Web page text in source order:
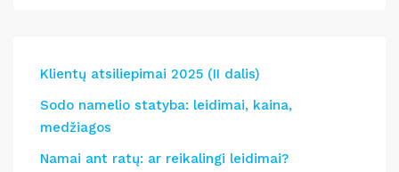
Klientų atsiliepimai 2025 (II dalis)
Sodo namelio statyba: leidimai, kaina,
medžiagos
Namai ant ratų: ar reikalingi leidimai?